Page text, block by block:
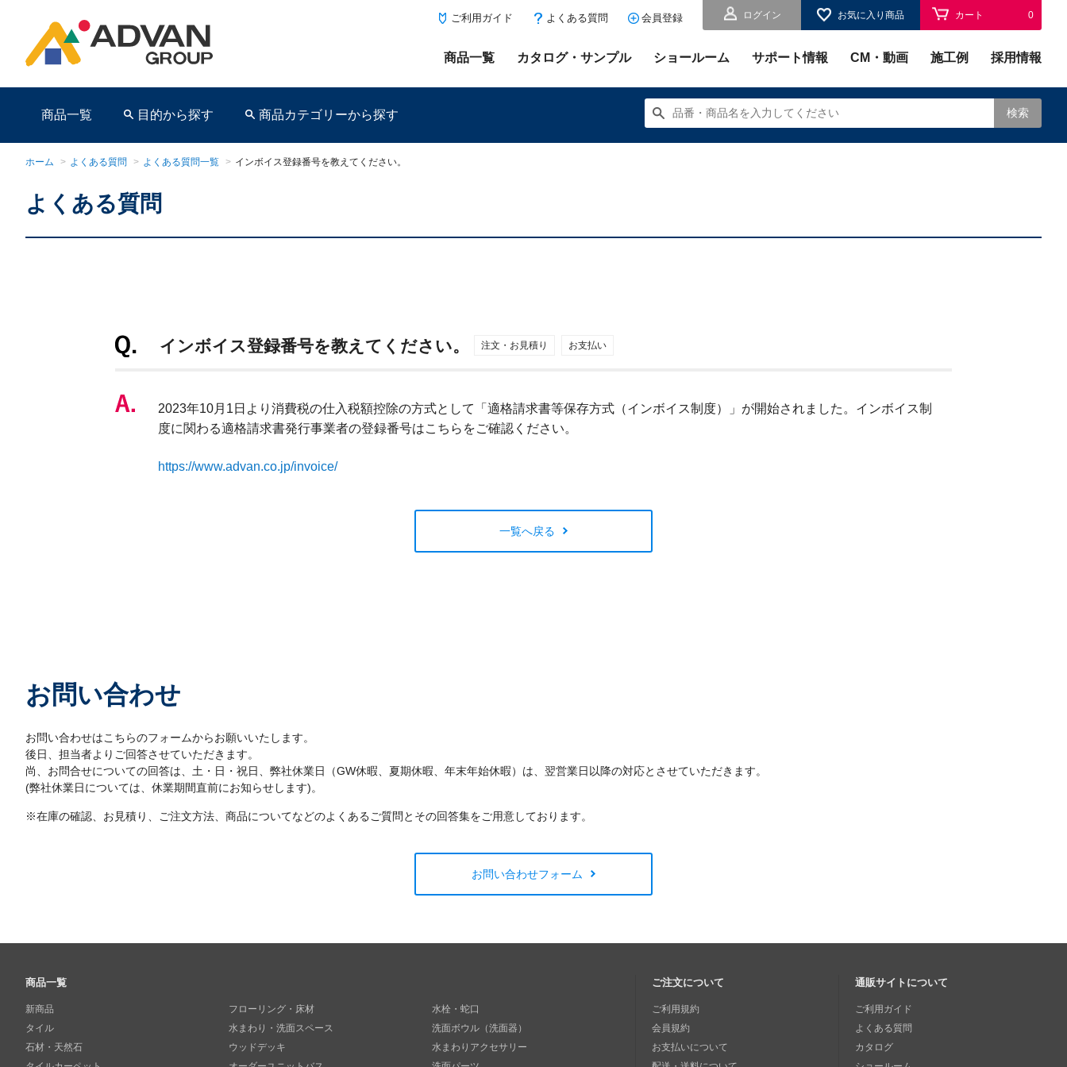
ログイン お気に入り商品 カート 0
ご利用ガイド よくある質問 会員登録
商品一覧 カタログ・サンプル ショールーム サポート情報 CM・動画 施工例 採用情報
商品一覧 目的から探す 商品カテゴリーから探す 検索
ホーム > よくある質問 > よくある質問一覧 > インボイス登録番号を教えてください。
よくある質問
インボイス登録番号を教えてください。 注文・お見積り お支払い
2023年10月1日より消費税の仕入税額控除の方式として「適格請求書等保存方式（インボイス制度）」が開始されました。インボイス制
度に関わる適格請求書発行事業者の登録番号はこちらをご確認ください。
https://www.advan.co.jp/invoice/
一覧へ戻る
お問い合わせ
お問い合わせはこちらのフォームからお願いいたします。
後日、担当者よりご回答させていただきます。
尚、お問合せについての回答は、土・日・祝日、弊社休業日（GW休暇、夏期休暇、年末年始休暇）は、翌営業日以降の対応とさせていただきます。
(弊社休業日については、休業期間直前にお知らせします)。
※在庫の確認、お見積り、ご注文方法、商品についてなどのよくあるご質問とその回答集をご用意しております。
お問い合わせフォーム
商品一覧
新商品
タイル
石材・天然石
フローリング・床材
水まわり・洗面スペース
ウッドデッキ
水栓・蛇口
洗面ボウル（洗面器）
水まわりアクセサリー
ご注文について
ご利用規約
会員規約
お支払いについて
通販サイトについて
ご利用ガイド
よくある質問
カタログ